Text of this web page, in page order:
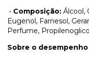
• Composição: Álcool,
Eugenol, Farnesol,
Perfume,
Sobre o